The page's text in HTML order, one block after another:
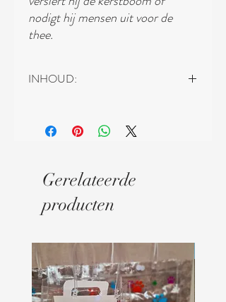
nodigt hij mensen uit voor de
thee.
INHOUD:
- Miniatuur deur 10 x 23,8 cm
- Miniatuur brievenbus 5x3,5x1,8cm
- Miniatuur krans 4cm
Gerelateerde
producten